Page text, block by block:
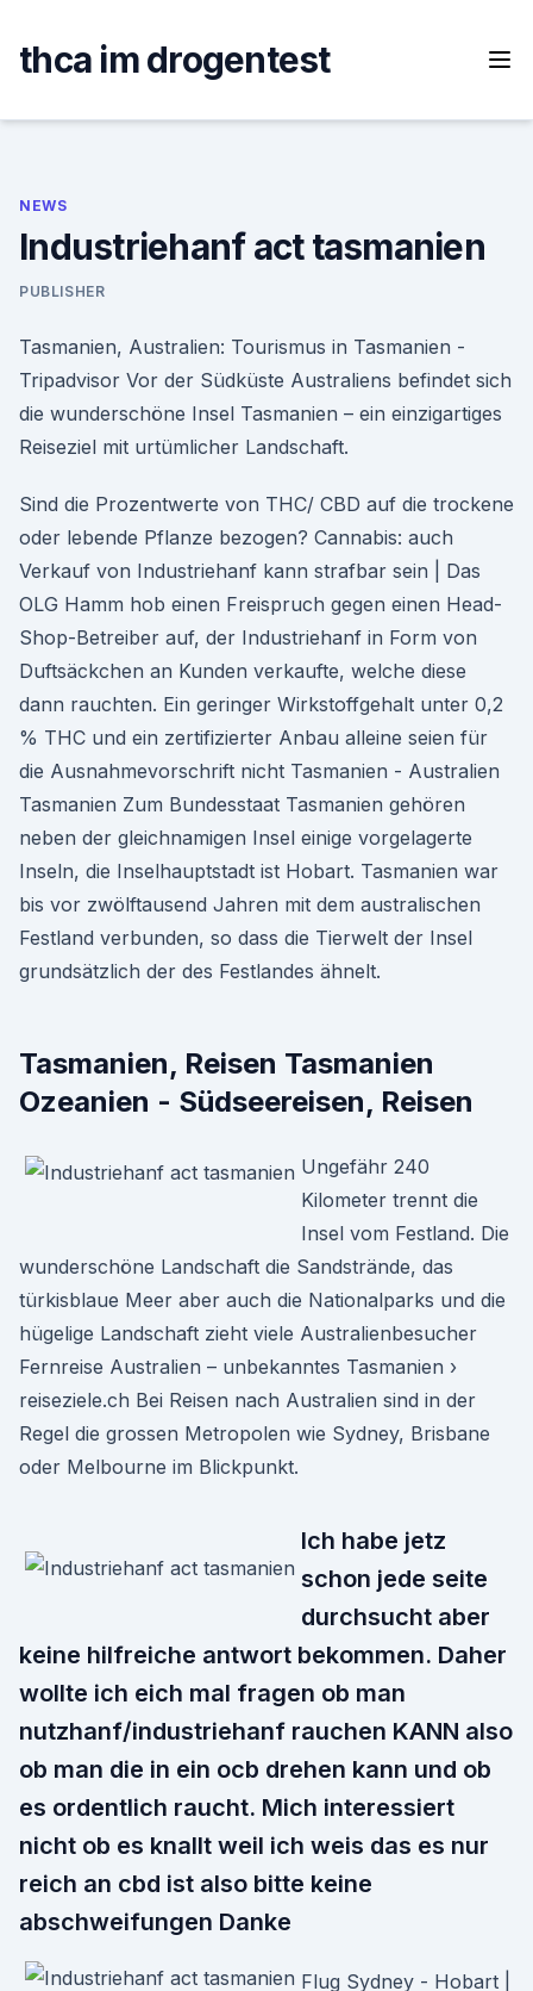
content
thca im drogentest
NEWS
Industriehanf act tasmanien
PUBLISHER
Tasmanien, Australien: Tourismus in Tasmanien -
Tripadvisor Vor der Südküste Australiens befindet sich
die wunderschöne Insel Tasmanien – ein einzigartiges
Reiseziel mit urtümlicher Landschaft.
Sind die Prozentwerte von THC/ CBD auf die trockene
oder lebende Pflanze bezogen? Cannabis: auch
Verkauf von Industriehanf kann strafbar sein | Das
OLG Hamm hob einen Freispruch gegen einen Head-
Shop-Betreiber auf, der Industriehanf in Form von
Duftsäckchen an Kunden verkaufte, welche diese
dann rauchten. Ein geringer Wirkstoffgehalt unter 0,2
% THC und ein zertifizierter Anbau alleine seien für
die Ausnahmevorschrift nicht Tasmanien - Australien
Tasmanien Zum Bundesstaat Tasmanien gehören
neben der gleichnamigen Insel einige vorgelagerte
Inseln, die Inselhauptstadt ist Hobart. Tasmanien war
bis vor zwölftausend Jahren mit dem australischen
Festland verbunden, so dass die Tierwelt der Insel
grundsätzlich der des Festlandes ähnelt.
Tasmanien, Reisen Tasmanien
Ozeanien - Südseereisen, Reisen
Ungefähr 240
Kilometer trennt die
Insel vom Festland. Die
wunderschöne Landschaft die Sandstrände, das
türkisblaue Meer aber auch die Nationalparks und die
hügelige Landschaft zieht viele Australienbesucher
Fernreise Australien – unbekanntes Tasmanien ›
reiseziele.ch Bei Reisen nach Australien sind in der
Regel die grossen Metropolen wie Sydney, Brisbane
oder Melbourne im Blickpunkt.
Ich habe jetz
schon jede seite
durchsucht aber
keine hilfreiche antwort bekommen. Daher
wollte ich eich mal fragen ob man
nutzhanf/industriehanf rauchen KANN also
ob man die in ein ocb drehen kann und ob
es ordentlich raucht. Mich interessiert
nicht ob es knallt weil ich weis das es nur
reich an cbd ist also bitte keine
abschweifungen Danke
Flug Sydney - Hobart |